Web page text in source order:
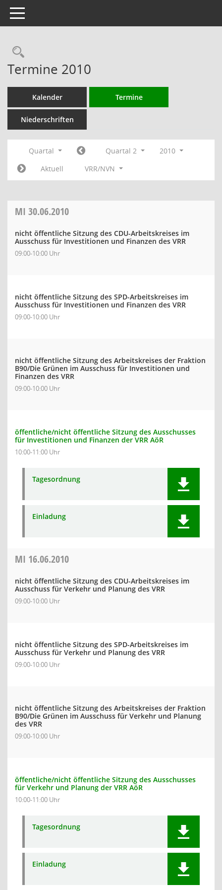
Toggle navigation
Rechercheauswahl
Termine 2010
Kalender Termine
Niederschriften
Quartal Quartal 2
2010
Aktuell
VRR/NVN
MI 30.06.2010
nicht öffentliche Sitzung des CDU-Arbeitskreises im
Ausschuss für Investitionen und Finanzen des VRR
09:00-10:00 Uhr
nicht öffentliche Sitzung des SPD-Arbeitskreises im
Ausschuss für Investitionen und Finanzen des VRR
09:00-10:00 Uhr
nicht öffentliche Sitzung des Arbeitskreises der Fraktion
B90/Die Grünen im Ausschuss für Investitionen und
Finanzen des VRR
09:00-10:00 Uhr
öffentliche/nicht öffentliche Sitzung des Ausschusses
für Investitionen und Finanzen der VRR AöR
10:00-11:00 Uhr
Tagesordnung
Einladung
MI 16.06.2010
nicht öffentliche Sitzung des CDU-Arbeitskreises im
Ausschuss für Verkehr und Planung des VRR
09:00-10:00 Uhr
nicht öffentliche Sitzung des SPD-Arbeitskreises im
Ausschuss für Verkehr und Planung des VRR
09:00-10:00 Uhr
nicht öffentliche Sitzung des Arbeitskreises der Fraktion
B90/Die Grünen im Ausschuss für Verkehr und Planung
des VRR
09:00-10:00 Uhr
öffentliche/nicht öffentliche Sitzung des Ausschusses
für Verkehr und Planung der VRR AöR
10:00-11:00 Uhr
Tagesordnung
Einladung